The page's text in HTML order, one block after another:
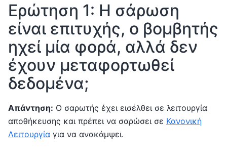
Ερώτηση 1: Η σάρωση
είναι επιτυχής, ο βομβητής
ηχεί μία φορά, αλλά δεν
έχουν μεταφορτωθεί
δεδομένα;
Απάντηση: Ο σαρωτής έχει εισέλθει σε λειτουργία
αποθήκευσης και πρέπει να σαρώσει σε Κανονική
Λειτουργία για να ανακάμψει.